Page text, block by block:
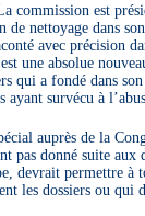
est
nettoyage dans
avec précision
une absolue
qui a fondé dans
survécu à l’abus.
auprès de la
pas donné suite
devrait permettre à
les dossiers ou qui